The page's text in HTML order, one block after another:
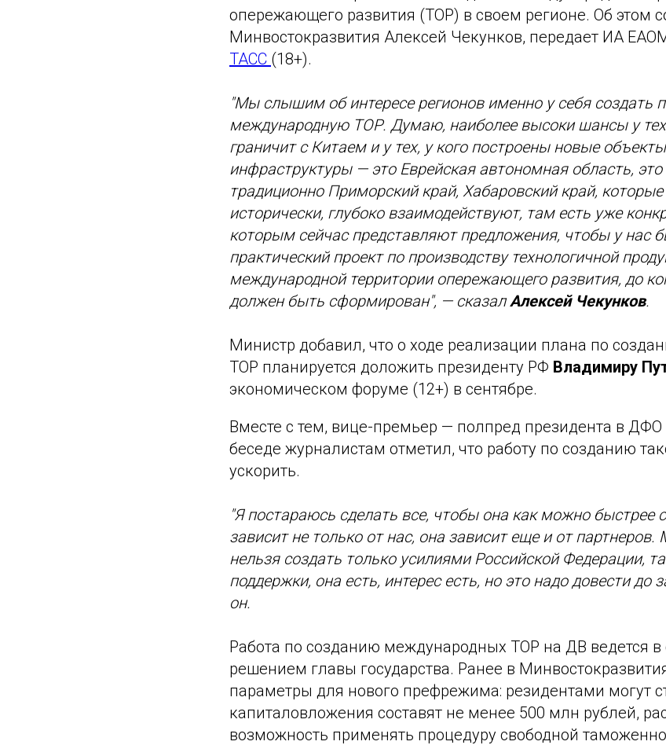
опережающего развития (ТОР) в своем регионе. Об этом
Минвостокразвития Алексей Чекунков, передает ИА
ТАСС (18+).
"Мы слышим об интересе регионов именно у себя создать
международную ТОР. Думаю, наиболее высоки шансы у
граничит с Китаем и у тех, у кого построены новые
инфраструктуры — это Еврейская автономная область,
традиционно Приморский край, Хабаровский край,
исторически, глубоко взаимодействуют, там есть уже
которым сейчас представляют предложения, чтобы у нас
практический проект по производству технологичной
международной территории опережающего развития, до
должен быть сформирован", — сказалАлексей Чекунков.
Министр добавил, что о ходе реализации плана по
ТОР планируется доложить президенту РФ Владимиру
экономическом форуме (12+) в сентябре.
Вместе с тем, вице-премьер — полпред президента в ДФО
беседе журналистам отметил, что работу по созданию
ускорить.
"Я постараюсь сделать все, чтобы она как можно быстрее
зависит не только от нас, она зависит еще и от
нельзя создать только усилиями Российской Федерации,
поддержки, она есть, интерес есть, но это надо довести до
он.
Работа по созданию международных ТОР на ДВ ведется в
решением главы государства. Ранее в
параметры для нового префрежима: резидентами могут
капиталовложения составят не менее 500 млн рублей,
возможность применять процедуру свободной